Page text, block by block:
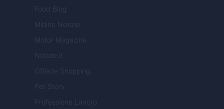
Food Blog
Milano Notizie
Motor Magazine
Notizie.it
Offerte Shopping
Pet Story
Professione Lavoro